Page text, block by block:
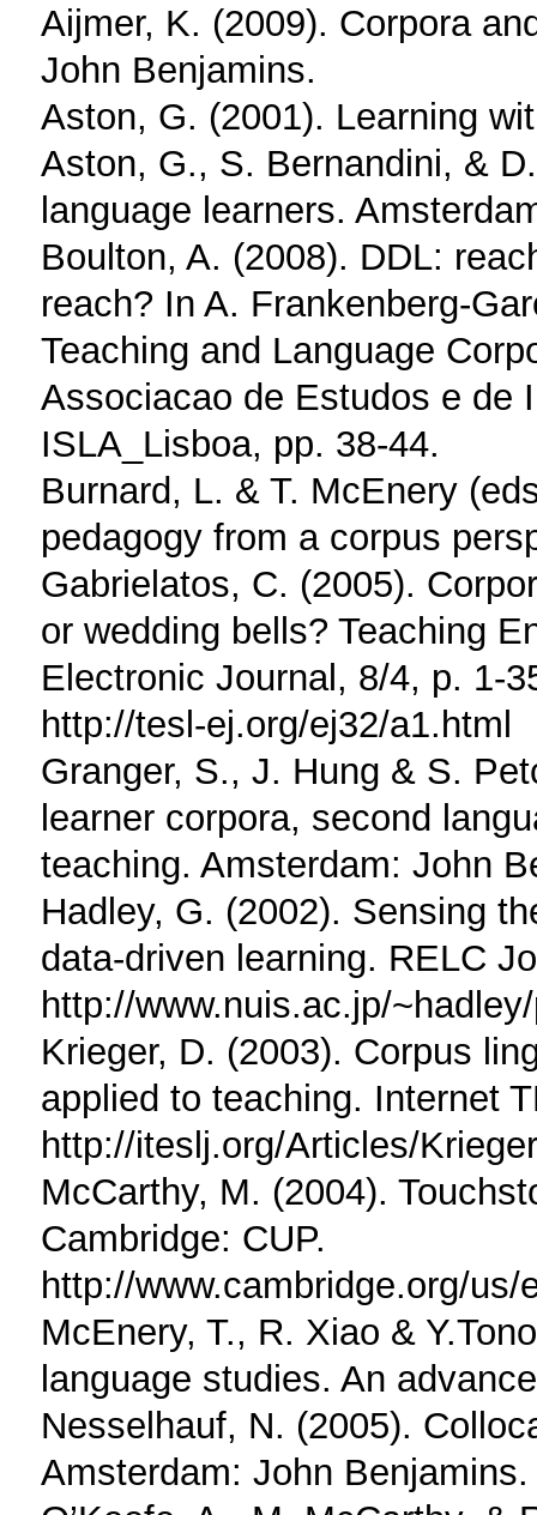
Aijmer, K. (2009). Corpora
John Benjamins.
Aston, G. (2001). Learning
Aston, G., S. Bernandini, &
language learners.
Boulton, A. (2008). DDL:
reach? In A. Frankenberg-
Teaching and Language
Associacao de Estudos e de
ISLA_Lisboa, pp. 38-44.
Burnard, L. & T. McEnery
pedagogy from a corpus
Gabrielatos, C. (2005).
or wedding bells? Teaching
Electronic Journal, 8/4, p. 1-
http://tesl-ej.org/ej32/a1.html
Granger, S., J. Hung & S.
learner corpora, second
teaching. Amsterdam: John
Hadley, G. (2002). Sensing
data-driven learning. RELC
http://www.nuis.ac.jp/
Krieger, D. (2003). Corpus
applied to teaching. Internet
http://iteslj.org/Articles/
McCarthy, M. (2004).
Cambridge: CUP.
http://www.cambridge.org/
McEnery, T., R. Xiao &
language studies. An
Nesselhauf, N. (2005).
Amsterdam: John Benjamins.